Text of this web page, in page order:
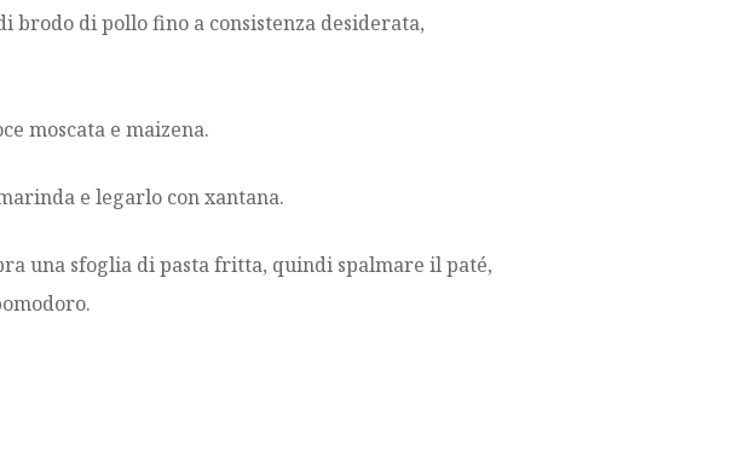
di pollo fino a consistenza desiderata,
moscata e maizena.
e legarlo con xantana.
una sfoglia di pasta fritta, quindi spalmare il paté,